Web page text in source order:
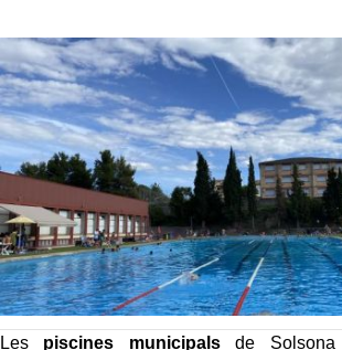
Les piscines municipalsde Solsona